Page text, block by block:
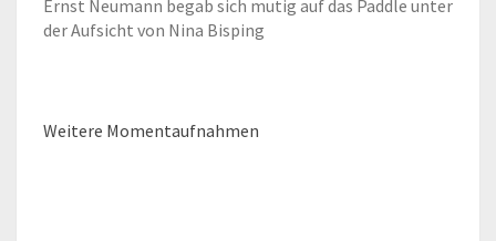
Ernst Neumann begab sich mutig auf das Paddle unter
der Aufsicht von Nina Bisping
Weitere Momentaufnahmen